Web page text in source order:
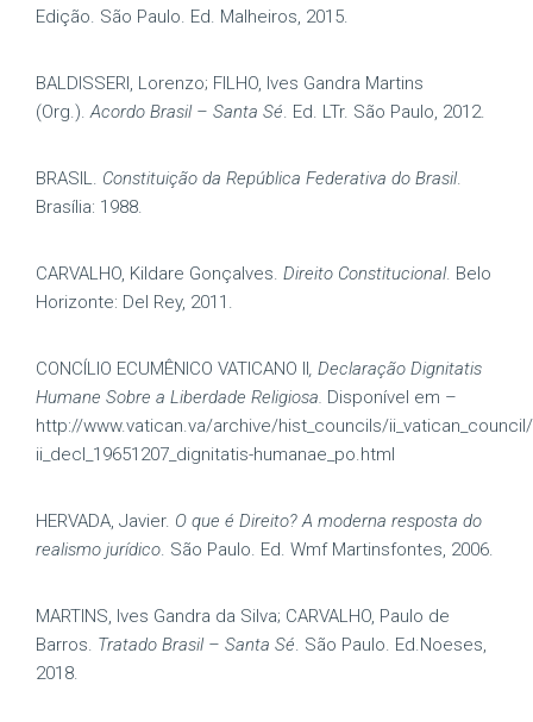
Edição. São Paulo. Ed. Malheiros, 2015.
BALDISSERI, Lorenzo; FILHO, Ives Gandra Martins
(Org.).Acordo Brasil – Santa Sé. Ed. LTr. São Paulo, 2012.
BRASIL. Constituição da República Federativa do Brasil.
Brasília: 1988.
CARVALHO, Kildare Gonçalves. Direito Constitucional. Belo
Horizonte: Del Rey, 2011.
CONCÍLIO ECUMÊNICO VATICANO II, Declaração Dignitatis
Humane Sobre a Liberdade Religiosa. Disponível em –
http://www.vatican.va/archive/hist_councils/
ii_decl_19651207_dignitatis-humanae_po.html
HERVADA, Javier. O que é Direito? A moderna resposta do
realismo jurídico. São Paulo. Ed. Wmf Martinsfontes, 2006.
MARTINS, Ives Gandra da Silva; CARVALHO, Paulo de
Barros. Tratado Brasil – Santa Sé. São Paulo. Ed.Noeses,
2018.